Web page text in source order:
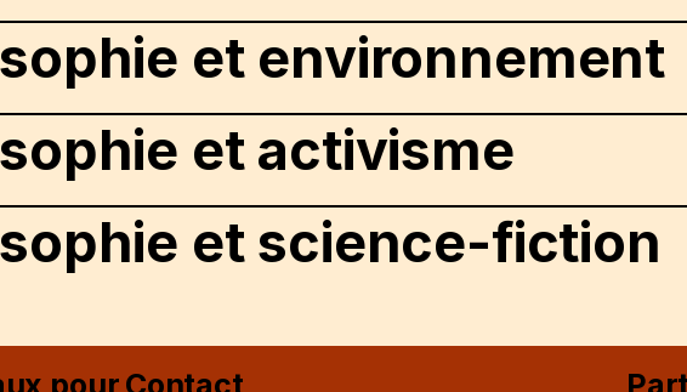
et environnement
et activisme
et science-fiction
pour Contact